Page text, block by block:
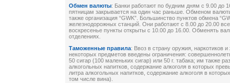
Обмен валюты: Банки работают по будним дням с 9.00 до
пятницам закрывается на один час раньше. Обменом
также организация “GWK”. Большинство пунктов обмена
железнодорожных станций. Они работают с 8.00 до 20.00
воскресенье пункты открыты с 10.00 до 16.00. Обменять
отделениях.
Таможенные правила: Ввоз в страну оружия, наркотиков
некоторых предметов введены ограничения:
50 сигар (100 маленьких сигар) или 50 г. табака; им также
алкогольных напитков, содержание алкоголя в которых
литра алкогольных напитков, содержание алкоголя в
том числе вина).